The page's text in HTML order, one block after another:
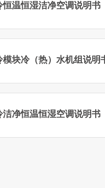
恒温恒湿洁净空调说明书
模块冷（热）水机组说明
洁净恒温恒湿空调说明书